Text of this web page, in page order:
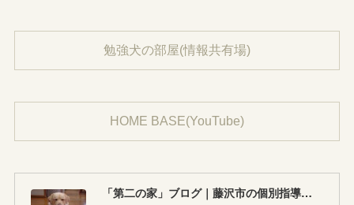
勉強犬の部屋(情報共有場)
HOME BASE(YouTube)
「第二の家」ブログ｜藤沢市の個別指導塾のお話